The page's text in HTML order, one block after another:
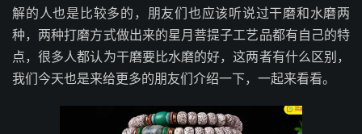
解的人也是比较多的，朋友们也应该听说过干磨和水磨两
种，两种打磨方式做出来的星月菩提子工艺品都有自己的特
点，很多人都认为干磨要比水磨的好，这两者有什么区别，
我们今天也是来给更多的朋友们介绍一下，一起来看看。